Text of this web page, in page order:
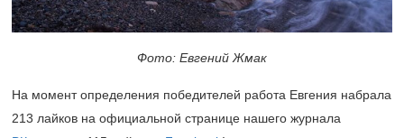
Фото: Евгений Жмак
На момент определения победителей работа Евгения набрала
213 лайков на официальной странице нашего журнала